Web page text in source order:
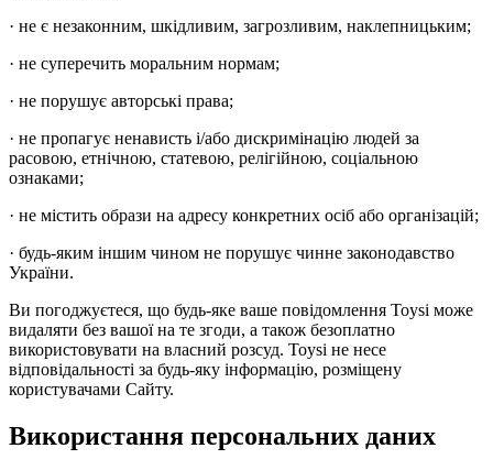
· не є незаконним, шкідливим, загрозливим, наклепницьким;
· не суперечить моральним нормам;
· не порушує авторські права;
· не пропагує ненависть і/або дискримінацію людей за
расовою, етнічною, статевою, релігійною, соціальною
ознаками;
· не містить образи на адресу конкретних осіб або організацій;
· будь-яким іншим чином не порушує чинне законодавство
України.
Ви погоджуєтеся, що будь-яке ваше повідомлення Toysi може
видаляти без вашої на те згоди, а також безоплатно
використовувати на власний розсуд. Toysi не несе
відповідальності за будь-яку інформацію, розміщену
користувачами Сайту.
Використання персональних даних